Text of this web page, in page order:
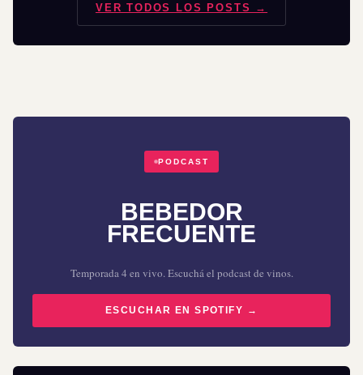
VER TODOS LOS POSTS →
PODCAST
BEBEDOR
FRECUENTE
Temporada 4 en vivo. Escuchá el podcast de vinos.
ESCUCHAR EN SPOTIFY →